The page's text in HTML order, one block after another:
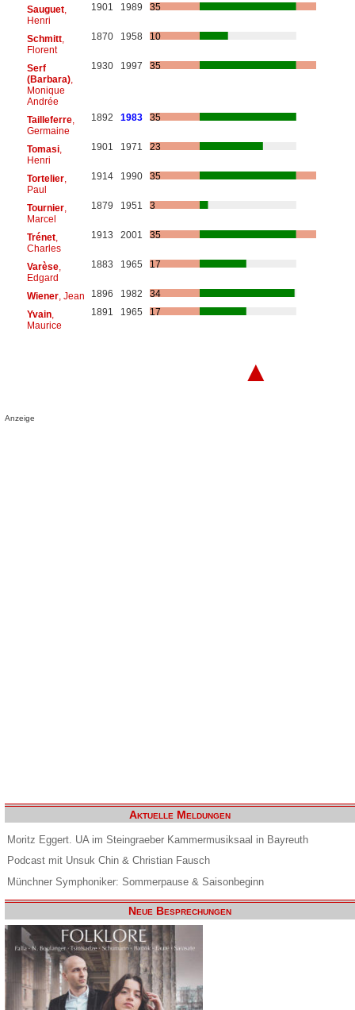
Sauguet,
Henri
1901 1989 35
Schmitt,
Florent
1870 1958 10
Serf
(Barbara),
Monique
Andrée
1930 1997 35
Tailleferre,
Germaine
1892 1983 35
Tomasi,
Henri
1901 1971 23
Tortelier,
Paul
1914 1990 35
Tournier,
Marcel
1879 1951 3
Trénet,
Charles
1913 2001 35
Varèse,
Edgard
1883 1965 17
Wiener, Jean 1896 1982
34
Yvain,
Maurice
1891 1965 17
▲
Anzeige
Aktuelle Meldungen
Moritz Eggert. UA im Steingraeber Kammermusiksaal in Bayreuth
Podcast mit Unsuk Chin & Christian Fausch
Münchner Symphoniker: Sommerpause & Saisonbeginn
Neue Besprechungen